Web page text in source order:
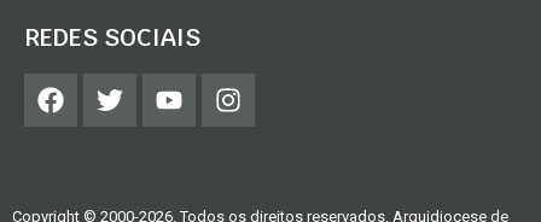
REDES SOCIAIS
Copyright © 2000-2026. Todos os direitos reservados. Arquidiocese de